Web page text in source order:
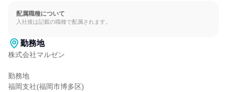
配属職種について
入社後は記載の職種で配属されます。
勤務地
株式会社マルゼン
勤務地
福岡支社(福岡市博多区)